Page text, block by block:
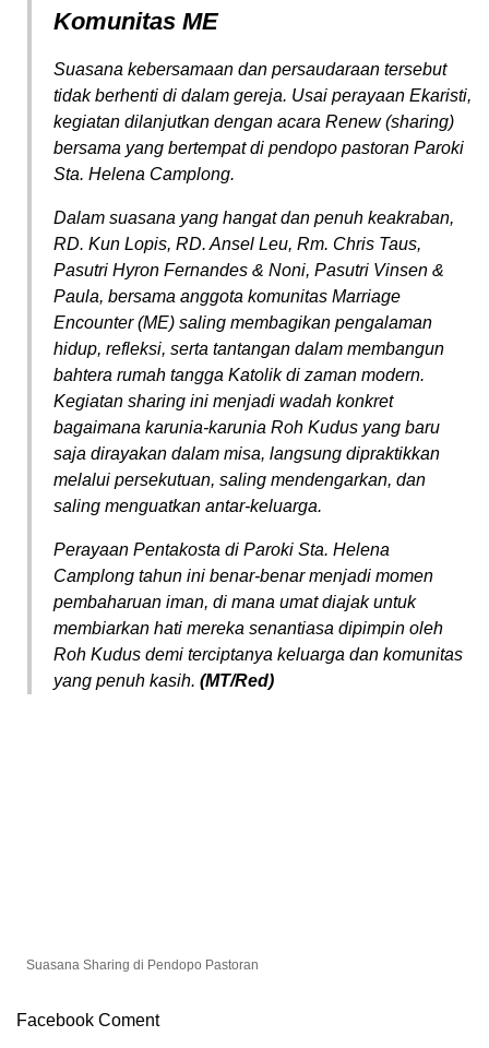
Komunitas ME
Suasana kebersamaan dan persaudaraan tersebut
tidak berhenti di dalam gereja. Usai perayaan Ekaristi,
kegiatan dilanjutkan dengan acara Renew(sharing)
bersama yang bertempat di pendopo pastoran Paroki
Sta. Helena Camplong.
Dalam suasana yang hangat dan penuh keakraban,
RD. Kun Lopis, RD. Ansel Leu, Rm. Chris Taus,
Pasutri Hyron Fernandes & Noni, Pasutri Vinsen &
Paula, bersama anggota komunitas Marriage
Encounter(ME) saling membagikan pengalaman
hidup, refleksi, serta tantangan dalam membangun
bahtera rumah tangga Katolik di zaman modern.
Kegiatan sharing ini menjadi wadah konkret
bagaimana karunia-karunia Roh Kudus yang baru
saja dirayakan dalam misa, langsung dipraktikkan
melalui persekutuan, saling mendengarkan, dan
saling menguatkan antar-keluarga.
Perayaan Pentakosta di Paroki Sta. Helena
Camplong tahun ini benar-benar menjadi momen
pembaharuan iman, di mana umat diajak untuk
membiarkan hati mereka senantiasa dipimpin oleh
Roh Kudus demi terciptanya keluarga dan komunitas
yang penuh kasih. (MT/Red)
Suasana Sharing di Pendopo Pastoran
Facebook Coment